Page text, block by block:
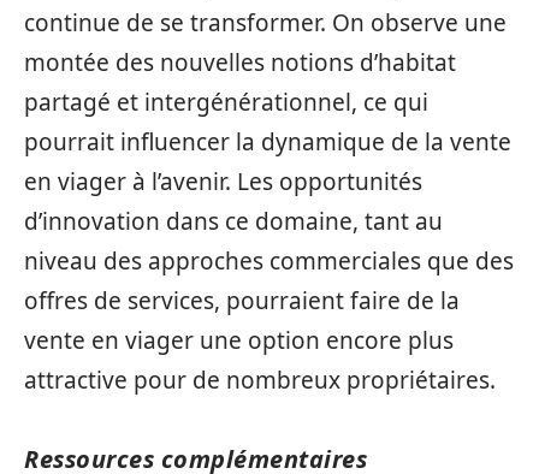
continue de se transformer. On observe une
montée des nouvelles notions d’habitat
partagé et intergénérationnel, ce qui
pourrait influencer la dynamique de la vente
en viager à l’avenir. Les opportunités
d’innovation dans ce domaine, tant au
niveau des approches commerciales que des
offres de services, pourraient faire de la
vente en viager une option encore plus
attractive pour de nombreux propriétaires.
Ressources complémentaires